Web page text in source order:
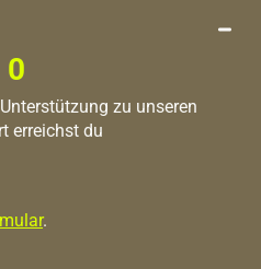
0
zu unseren
erreichst du
.